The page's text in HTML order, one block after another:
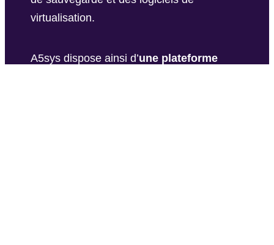
virtualisation.
A5sys dispose ainsi d’une plateforme